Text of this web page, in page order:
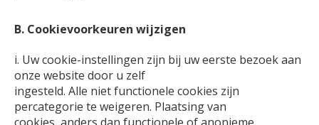
B. Cookievoorkeuren wijzigen
i. Uw cookie-instellingen zijn bij uw eerste bezoek aan
onze website door u zelf
ingesteld. Alle niet functionele cookies zijn
percategorie te weigeren. Plaatsing van